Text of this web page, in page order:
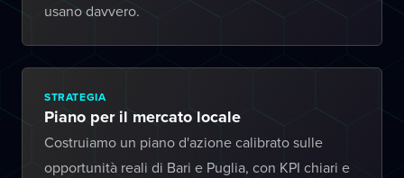
usano davvero.
STRATEGIA
Piano per il mercato locale
Costruiamo un piano d'azione calibrato sulle
opportunità reali di Bari e Puglia, con KPI chiari e